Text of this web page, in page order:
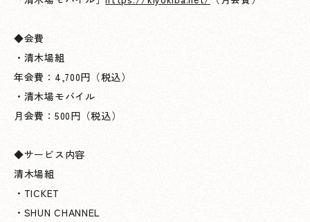
◆会費
・清木場組
年会費：4,700円（税込）
・清木場モバイル
月会費：500円（税込）
◆サービス内容
清木場組
・TICKET
・SHUN CHANNEL